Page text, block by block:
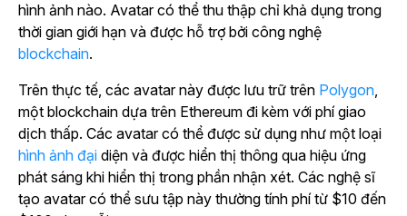
hình ảnh nào. Avatar có thể thu thập chỉ khả dụng trong
thời gian giới hạn và được hỗ trợ bởi công nghệ
blockchain.
Trên thực tế, các avatar này được lưu trữ trên Polygon,
một blockchain dựa trên Ethereum đi kèm với phí giao
dịch thấp. Các avatar có thể được sử dụng như một loại
hình ảnh đại diện và được hiển thị thông qua hiệu ứng
phát sáng khi hiển thị trong phần nhận xét. Các nghệ sĩ
tạo avatar có thể sưu tập này thường tính phí từ $10 đến